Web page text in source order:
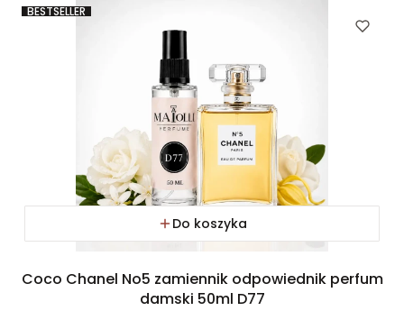
BESTSELLER
Do koszyka
Coco Chanel No5 zamiennik odpowiednik perfum
damski 50ml D77